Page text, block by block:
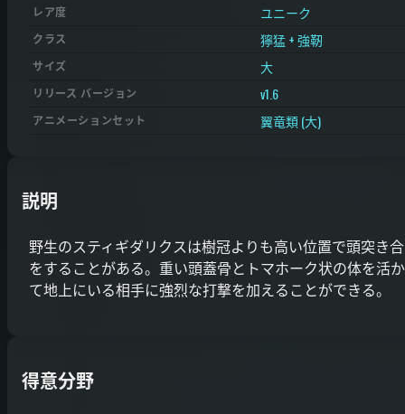
レア度 ユニーク
クラス 獰猛 + 強靭
サイズ 大
リリース バージョン v1.6
アニメーションセット 翼竜類 (大)
説明
野生のスティギダリクスは樹冠よりも高い位置で頭突き
をすることがある。重い頭蓋骨とトマホーク状の体を活
て地上にいる相手に強烈な打撃を加えることができる。
得意分野